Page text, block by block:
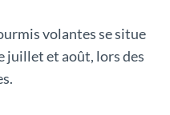
volantes se situe
juillet et août, lors des